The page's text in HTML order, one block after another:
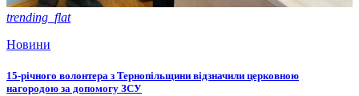
trending_flat
Новини
15-річного волонтера з Тернопільщини відзначили церковною
нагородою за допомогу ЗСУ